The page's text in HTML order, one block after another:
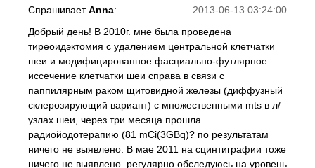
2013-06-13 03:24:00
СпрашиваетAnna:
Добрый день! В 2010г. мне была проведена
тиреоидэктомия с удалением центральной клетчатки
шеи и модифицированное фасциально-футлярное
иссечение клетчатки шеи справа в связи с
паппилярным раком щитовидной железы (диффузный
склерозирующий вариант) с множественными mts в л/
узлах шеи, через три месяца прошла
радиойодотерапию (81 mCi(3GBq)? по результатам
ничего не выявлено. В мае 2011 на сцинтиграфии тоже
ничего не выявлено. регулярно обследуюсь на уровень